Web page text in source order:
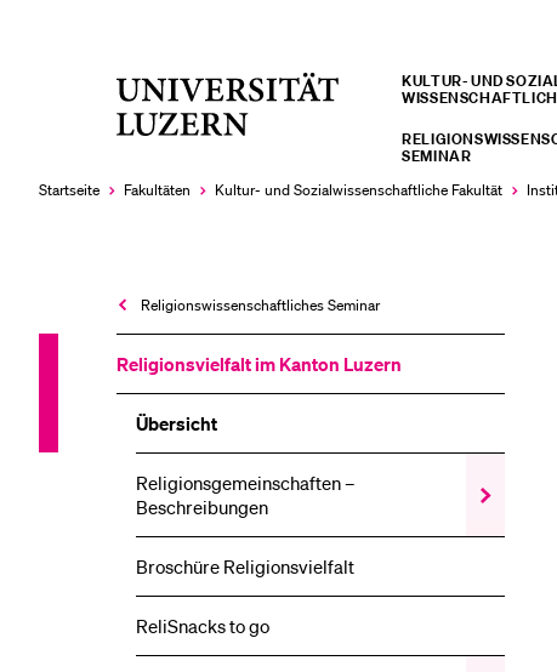
Universität
KULTUR- UND
SEMINAR
Startseite
Fakultäten Kultur- und Sozial­­wissenschaftliche Fakultät
Religions­wissenschaftliches Seminar
Religionsvielfalt im Kanton Luzern
Übersicht
Religionsgemeinschaften –
Beschreibungen
Zeige
Broschüre Religionsvielfalt
ReliSnacks to go
LETZTE SUCHEN
Sie haben noch keine Suche getätigt.